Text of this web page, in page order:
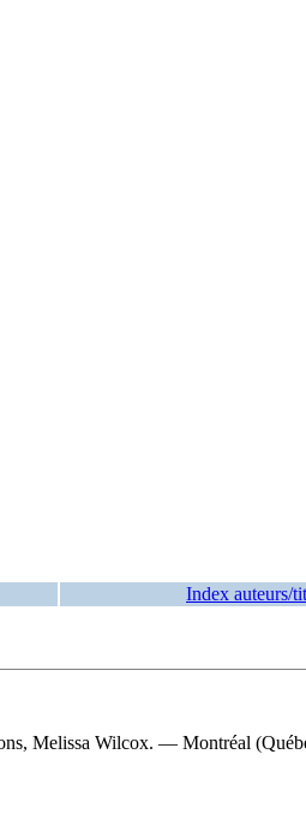
Index auteurs/
Melissa Wilcox. — Montréal